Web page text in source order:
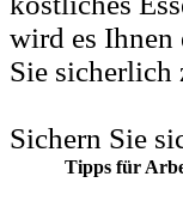
wird es
Sie sicherlich
Sichern Sie
Tipps für